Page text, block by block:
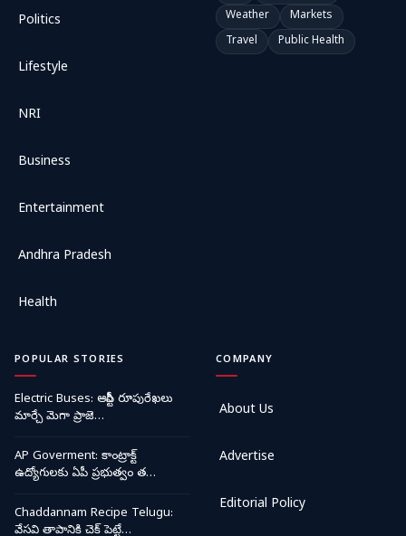
Politics
Lifestyle
NRI
Business
Entertainment
Andhra Pradesh
Health
Weather
Markets
Travel
Public Health
POPULAR STORIES
Electric Buses: ఆర్టీసీ రూపురేఖలు
మార్చే మెగా ప్రాజె…
AP Goverment: కాంట్రాక్ట్
ఉద్యోగులకు ఏపీ ప్రభుత్వం త…
Chaddannam Recipe Telugu:
వేసవి తాపానికి చెక్ పెట్టే…
COMPANY
About Us
Advertise
Editorial Policy